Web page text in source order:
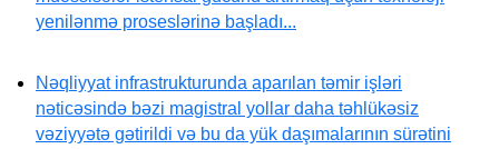
yenilənmə proseslərinə başladı...
Nəqliyyat infrastrukturunda aparılan təmir işləri
nəticəsində bəzi magistral yollar daha təhlükəsiz
vəziyyətə gətirildi və bu da yük daşımalarının sürətini